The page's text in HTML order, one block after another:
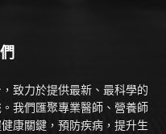
致力於提供最新、最科學的
我們匯聚專業醫師、營養師
康關鍵，預防疾病，提升生